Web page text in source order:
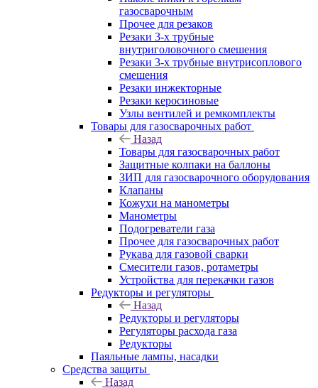
газосварочным
Прочее для резаков
Резаки 3-х трубные
внутриголовочного смешения
Резаки 3-х трубные внутрисоплового
смешения
Резаки инжекторные
Резаки керосиновые
Узлы вентилей и ремкомплекты
Товары для газосварочных работ
Назад
Товары для газосварочных работ
Защитные колпаки на баллоны
ЗИП для газосварочного оборудования
Клапаны
Кожухи на манометры
Манометры
Подогреватели газа
Прочее для газосварочных работ
Рукава для газовой сварки
Смесители газов, ротаметры
Устройства для перекачки газов
Редукторы и регуляторы
Назад
Редукторы и регуляторы
Регуляторы расхода газа
Редукторы
Паяльные лампы, насадки
Средства защиты
Назад